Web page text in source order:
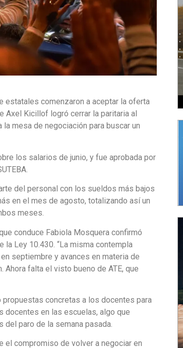
estatales comenzaron a aceptar la oferta
Axel Kicillof logró cerrar la paritaria al
mesa de negociación para buscar un
los salarios de junio, y fue aprobada por
del personal con los sueldos más bajos
en el mes de agosto, totalizando así un
meses.
conduce Fabiola Mosquera confirmó
la Ley 10.430 . “La misma contempla
septiembre y avances en materia de
Ahora falta el visto bueno de ATE, que
propuestas concretas a los docentes para
docentes en las escuelas, algo que
paro de la semana pasada.
el compromiso de volver a negociar en